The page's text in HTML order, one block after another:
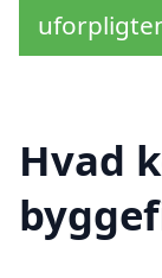
Hvad